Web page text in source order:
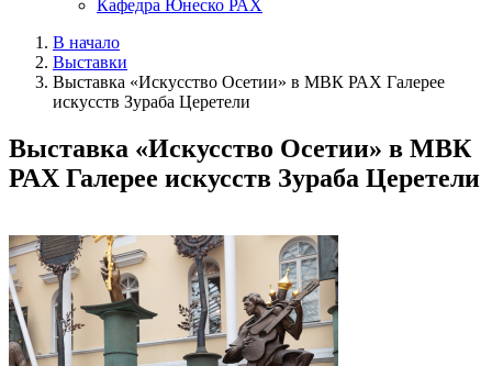
Кафедра Юнеско РАХ
В начало
Выставки
Выставка «Искусство Осетии» в МВК РАХ Галерее
искусств Зураба Церетели
Выставка «Искусство Осетии» в МВК
РАХ Галерее искусств Зураба Церетели